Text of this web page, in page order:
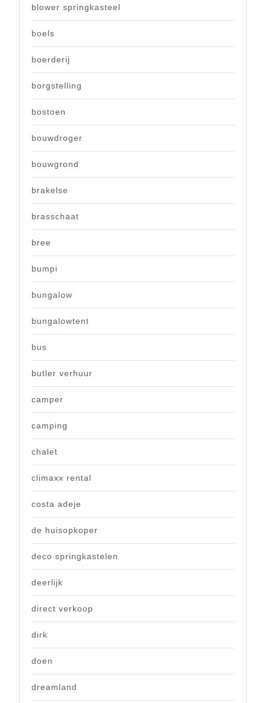
blower springkasteel
boels
boerderij
borgstelling
bostoen
bouwdroger
bouwgrond
brakelse
brasschaat
bree
bumpi
bungalow
bungalowtent
bus
butler verhuur
camper
camping
chalet
climaxx rental
costa adeje
de huisopkoper
deco springkastelen
deerlijk
direct verkoop
dirk
doen
dreamland